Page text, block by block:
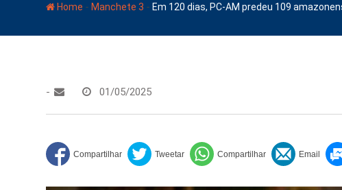
Home - Manchete 3 - Em 120 dias, PC-AM predeu 109
- 01/05/2025